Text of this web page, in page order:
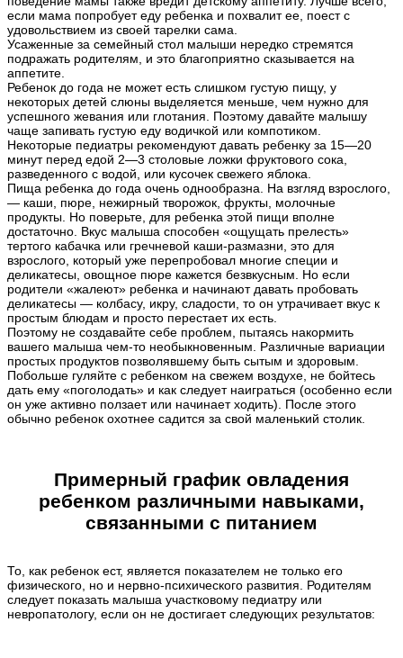
если мама попробует еду ребенка и похвалит ее, поест с
удовольствием из своей тарелки сама.
Усаженные за семейный стол малыши нередко стремятся
подражать родителям, и это благоприятно сказывается на
аппетите.
Ребенок до года не может есть слишком густую пищу, у
некоторых детей слюны выделяется меньше, чем нужно для
успешного жевания или глотания. Поэтому давайте малышу
чаще запивать густую еду водичкой или компотиком.
Некоторые педиатры рекомендуют давать ребенку за 15—20
минут перед едой 2—3 столовые ложки фруктового сока,
разведенного с водой, или кусочек свежего яблока.
Пища ребенка до года очень однообразна. На взгляд взрослого,
— каши, пюре, нежирный творожок, фрукты, молочные
продукты. Но поверьте, для ребенка этой пищи вполне
достаточно. Вкус малыша способен «ощущать прелесть»
тертого кабачка или гречневой каши-размазни, это для
взрослого, который уже перепробовал многие специи и
деликатесы, овощное пюре кажется безвкусным. Но если
родители «жалеют» ребенка и начинают давать пробовать
деликатесы — колбасу, икру, сладости, то он утрачивает вкус к
простым блюдам и просто перестает их есть.
Поэтому не создавайте себе проблем, пытаясь накормить
вашего малыша чем-то необыкновенным. Различные вариации
простых продуктов позволявшему быть сытым и здоровым.
Побольше гуляйте с ребенком на свежем воздухе, не бойтесь
дать ему «поголодать» и как следует наиграться (особенно если
он уже активно ползает или начинает ходить). После этого
обычно ребенок охотнее садится за свой маленький столик.
Примерный график овладения
ребенком различными навыками,
связанными с питанием
То, как ребенок ест, является показателем не только его
физического, но и нервно-психического развития. Родителям
следует показать малыша участковому педиатру или
невропатологу, если он не достигает следующих результатов: